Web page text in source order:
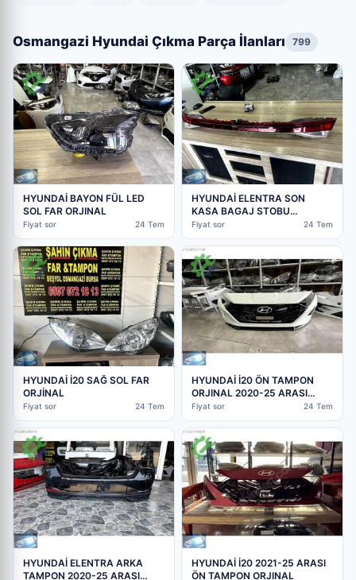
Osmangazi Hyundai Çıkma Parça İlanları 799
HYUNDAİ BAYON FÜL LED
SOL FAR ORJINAL
Fiyat sor 24 Tem
HYUNDAİ ELENTRA SON
KASA BAGAJ STOBU
ORJİNAL
Fiyat sor 24 Tem
HYUNDAİ İ20 SAĞ SOL FAR
ORJİNAL
Fiyat sor 24 Tem
HYUNDAİ İ20 ÖN TAMPON
ORJINAL 2020-25 ARASI
ORJINAL
Fiyat sor 24 Tem
HYUNDAİ ELENTRA ARKA
TAMPON 2020-25 ARASI
HYUNDAİ İ20 2021-25 ARASI
ÖN TAMPON ORJINAL